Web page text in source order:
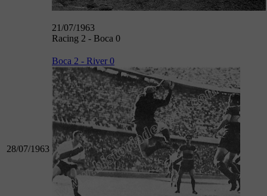
21/07/1963
Racing 2 - Boca 0
28/07/1963
Boca 2 - River 0